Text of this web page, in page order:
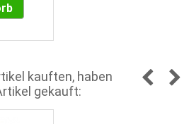
kauften, haben
gekauft: